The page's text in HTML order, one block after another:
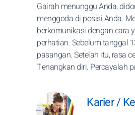
Gairah menunggu Anda,
menggoda di posisi Anda.
berkomunikasi dengan cara
perhatian. Sebelum tanggal
pasangan. Setelah itu, rasa
Tenangkan diri. Percayalah
Karier /